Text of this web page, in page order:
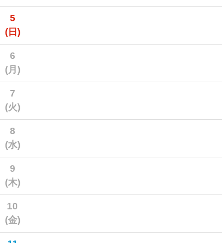
5
(日)
6
(月)
7
(火)
8
(水)
9
(木)
10
(金)